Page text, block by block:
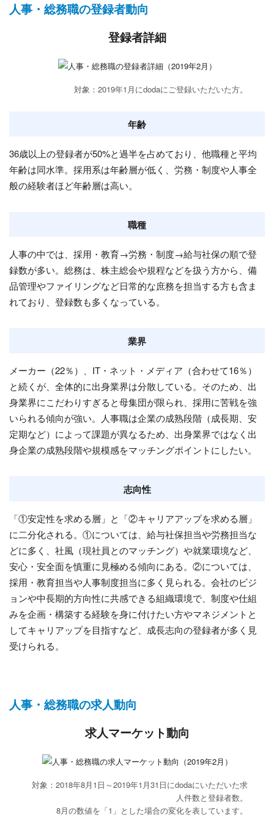
人事・総務職の登録者動向
登録者詳細
対象：2019年1月にdodaにご登録いただいた方。
年齢
36歳以上の登録者が50%と過半を占めており、他職種と平均
年齢は同水準。採用系は年齢層が低く、労務・制度や人事全
般の経験者ほど年齢層は高い。
職種
人事の中では、採用・教育→労務・制度→給与社保の順で登
録数が多い。総務は、株主総会や規程などを扱う方から、備
品管理やファイリングなど日常的な庶務を担当する方も含ま
れており、登録数も多くなっている。
業界
メーカー（22％）、IT・ネット・メディア（合わせて16％）
と続くが、全体的に出身業界は分散している。そのため、出
身業界にこだわりすぎると母集団が限られ、採用に苦戦を強
いられる傾向が強い。人事職は企業の成熟段階（成長期、安
定期など）によって課題が異なるため、出身業界ではなく出
身企業の成熟段階や規模感をマッチングポイントにしたい。
志向性
「①安定性を求める層」と「②キャリアアップを求める層」
に二分化される。①については、給与社保担当や労務担当な
どに多く、社風（現社員とのマッチング）や就業環境など、
安心・安全面を慎重に見極める傾向にある。②については、
採用・教育担当や人事制度担当に多く見られる。会社のビジ
ョンや中長期的方向性に共感できる組織環境で、制度や仕組
みを企画・構築する経験を身に付けたい方やマネジメントと
してキャリアップを目指すなど、成長志向の登録者が多く見
受けられる。
人事・総務職の求人動向
求人マーケット動向
対象：2018年8月1日～2019年1月31日にdodaにいただいた求
人件数と登録者数。
8月の数値を「1」とした場合の変化を表しています。